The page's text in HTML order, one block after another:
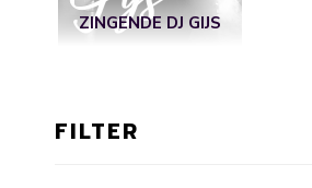
ZINGENDE DJ GIJS
FILTER